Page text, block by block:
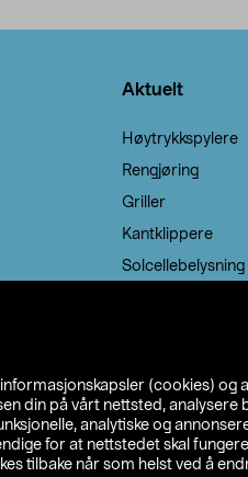
(cookies) og
din på vårt nettsted, analysere
analytiske og
for at nettstedet skal
tilbake når som helst ved å
Aktuelt
Høytrykkspylere
Rengjøring
Griller
Kantklippere
Solcellebelysning